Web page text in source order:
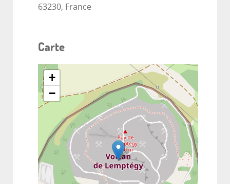
63230, France
Carte
+
−